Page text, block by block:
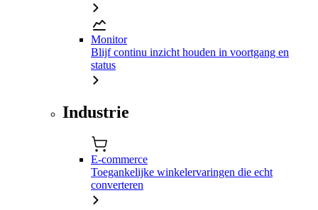
Monitor
Blijf continu inzicht houden in voortgang en
status
Industrie
E-commerce
Toegankelijke winkelervaringen die echt
converteren